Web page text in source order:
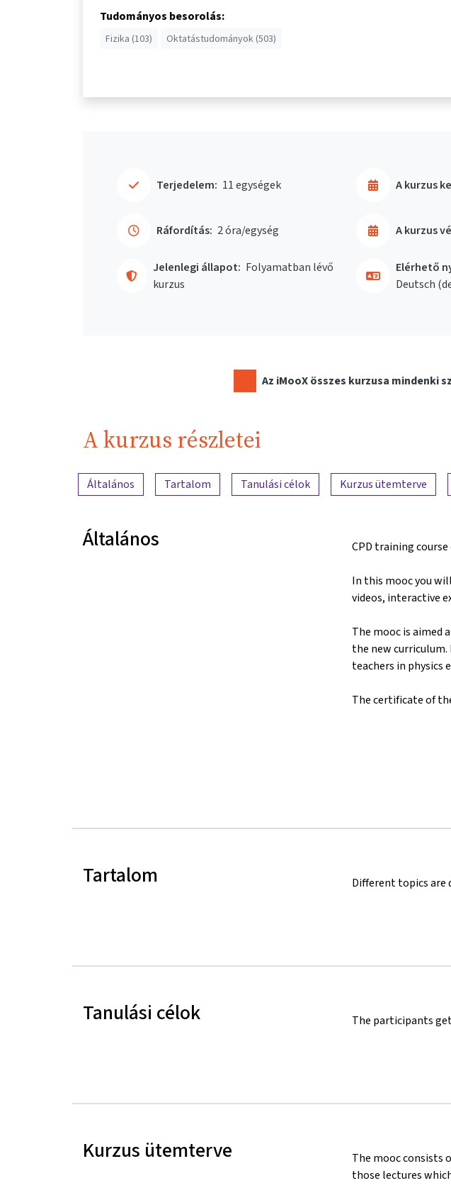
Tudományos besorolás:
Fizika (103) Oktatástudományok (503)
Terjedelem: 11 egységek
Ráfordítás: 2 óra/egység
A kurzus
A kurzus
Jelenlegi állapot: Folyamatban lévő
kurzus
Elérhető
Deutsch
Az iMooX összes kurzusa mindenki
A kurzus részletei
A tartalom áttekintése
Általános Tartalom Tanulási célok Kurzus ütemterve
Általános CPD training
In this mooc you
videos, interactive
The mooc is aimed
the new
teachers in physics
The certificate of
Tartalom Different topics are
Tanulási célok The participants
Kurzus ütemterve
The mooc consists
those lectures